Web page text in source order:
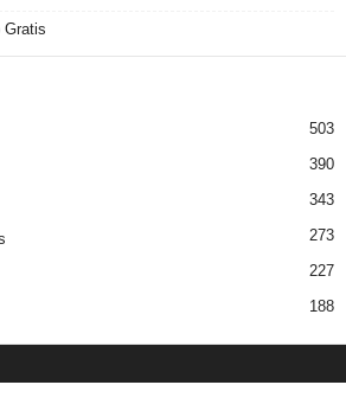
Gratis
503
390
343
273
227
188